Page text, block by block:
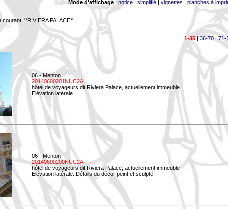
Mode d'affichage: notice| simplifié| vignettes | planches à
courant='*RIVIERA PALACE*'
1-35|36-70|71-
06 - Menton
20140600201NUC2A
hôtel de voyageurs dit Riviera Palace, actuellement immeuble
Elévation latérale.
06 - Menton
20140600200NUC2A
hôtel de voyageurs dit Riviera Palace, actuellement immeuble
Elévation latérale. Détails du décor peint et sculpté.